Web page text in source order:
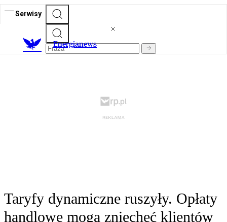
Serwisy
Energianews
Taryfy dynamiczne ruszyły. Opłaty
handlowe mogą zniechęć klientów